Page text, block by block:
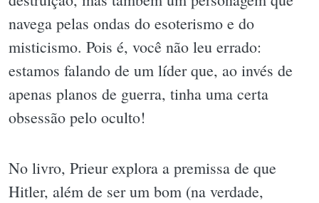
navega pelas ondas do esoterismo e do
misticismo. Pois é, você não leu errado:
estamos falando de um líder que, ao invés de
apenas planos de guerra, tinha uma certa
obsessão pelo oculto!
No livro, Prieur explora a premissa de que
Hitler, além de ser um bom (na verdade,